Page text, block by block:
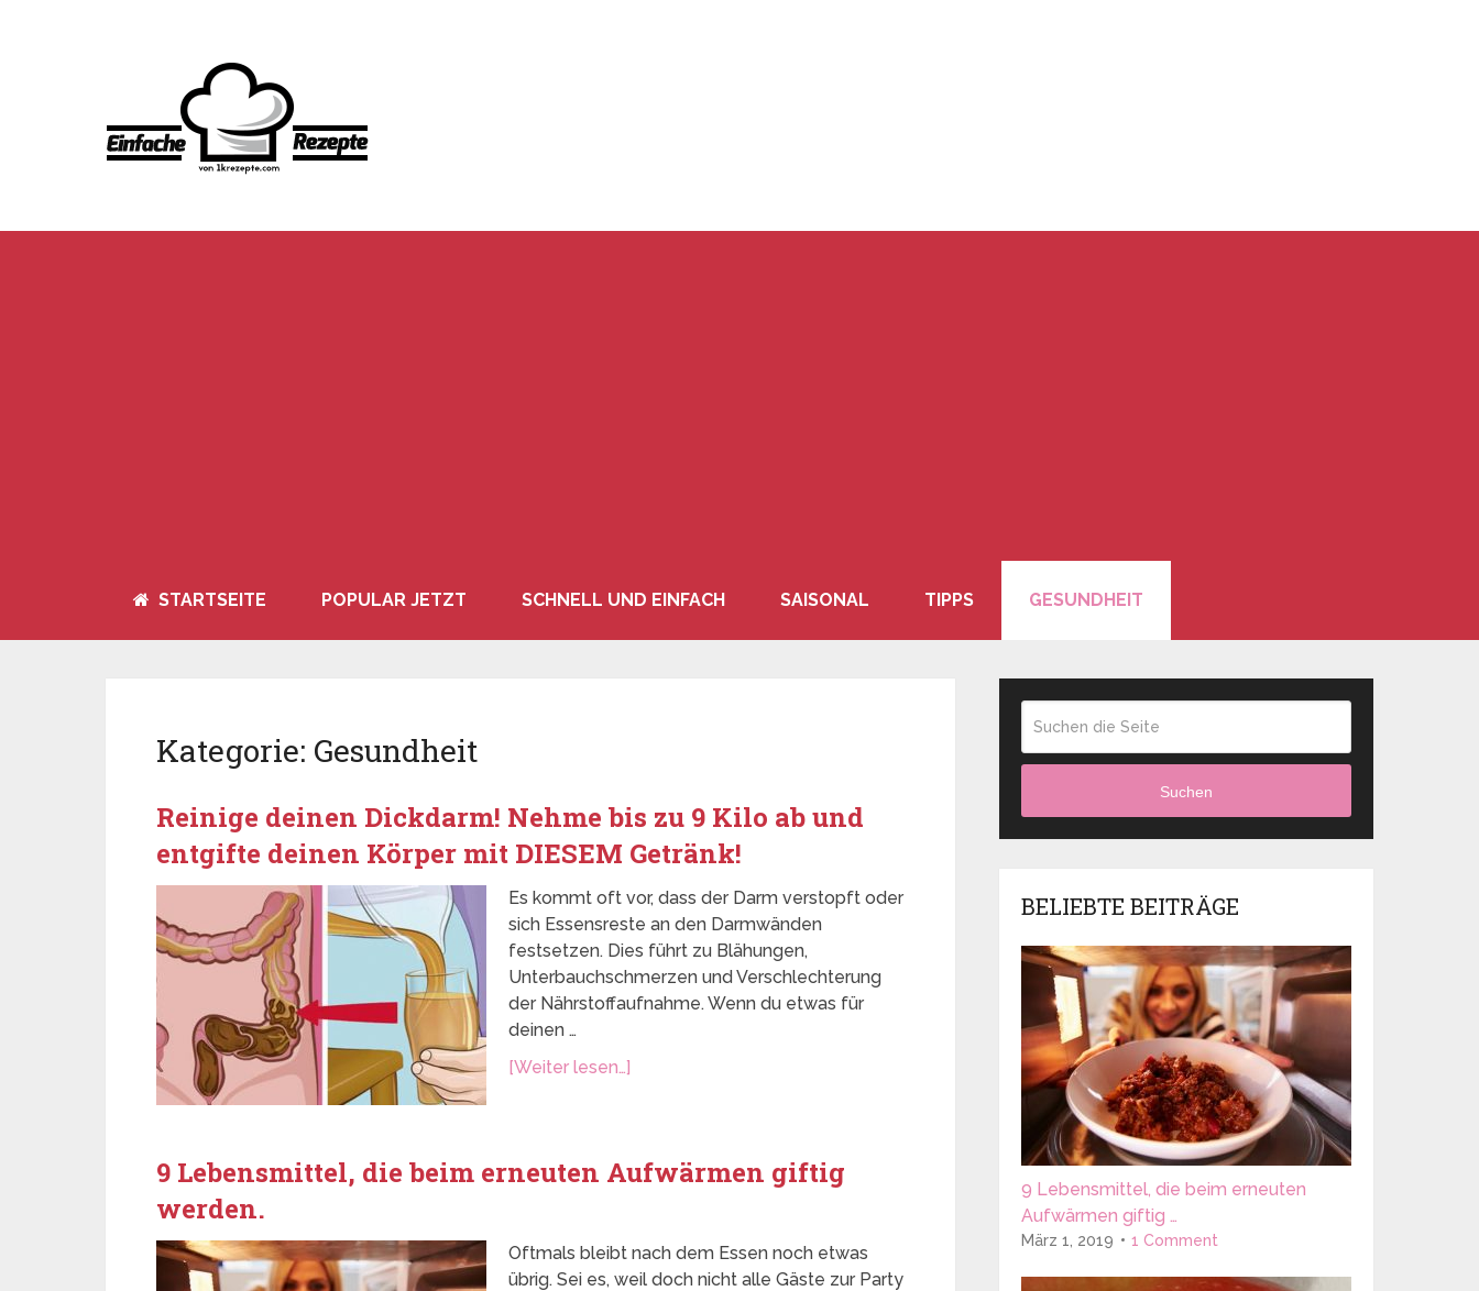
STARTSEITE POPULAR JETZT SCHNELL UND EINFACH SAISONAL TIPPS GESUNDHEIT
Kategorie: Gesundheit
Reinige deinen Dickdarm! Nehme bis zu 9 Kilo ab und
entgifte deinen Körper mit DIESEM Getränk!
Es kommt oft vor, dass der Darm verstopft oder
sich Essensreste an den Darmwänden
festsetzen. Dies führt zu Blähungen,
Unterbauchschmerzen und Verschlechterung
der Nährstoffaufnahme. Wenn du etwas für
deinen …
[Weiter lesen…]
9 Lebensmittel, die beim erneuten Aufwärmen giftig
werden.
Oftmals bleibt nach dem Essen noch etwas
übrig. Sei es, weil doch nicht alle Gäste zur Party
Suchen
BELIEBTE BEITRÄGE
9 Lebensmittel, die beim erneuten
Aufwärmen giftig …
März 1, 2019 1 Comment